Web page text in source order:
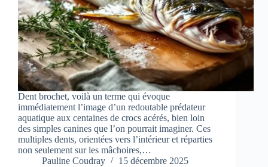
Dent brochet, voilà un terme qui évoque
immédiatement l’image d’un redoutable prédateur
aquatique aux centaines de crocs acérés, bien loin
des simples canines que l’on pourrait imaginer. Ces
multiples dents, orientées vers l’intérieur et réparties
non seulement sur les mâchoires,…
Pauline Coudray
15 décembre 2025